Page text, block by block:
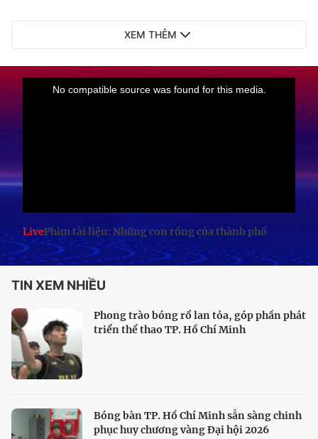
XEM THÊM
LivePhim tài liệu: Những con rồng của thành phố
TIN XEM NHIỀU
Phong trào bóng rổ lan tỏa, góp phần phát
triển thể thao TP. Hồ Chí Minh
Bóng bàn TP. Hồ Chí Minh sẵn sàng chinh
phục huy chương vàng Đại hội 2026